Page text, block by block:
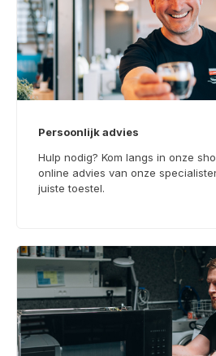
Persoonlijk advies
Hulp nodig? Kom langs in onze
online advies van onze
juiste toestel.